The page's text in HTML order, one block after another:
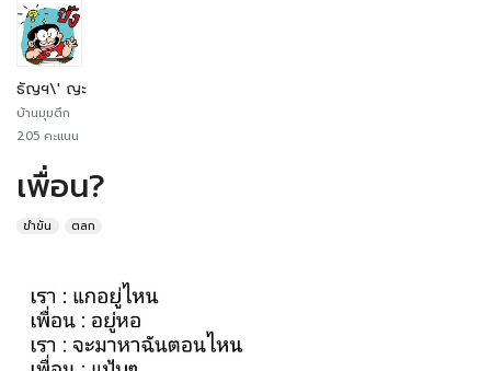
ธัญฯ\' ญะ
บ้านมุมตึก
205 คะแนน
เพื่อน?
ขำขัน ตลก